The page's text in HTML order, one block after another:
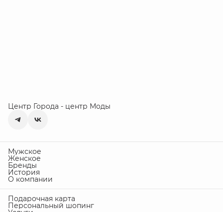
Центр Города - центр Моды
Мужское
Женское
Бренды
История
О компании
Подарочная карта
Персональный шопинг